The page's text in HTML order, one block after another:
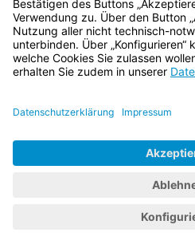
BayernPortal
Datenschutz
Impressum
Barrierefreiheit
Kontrastwechsel